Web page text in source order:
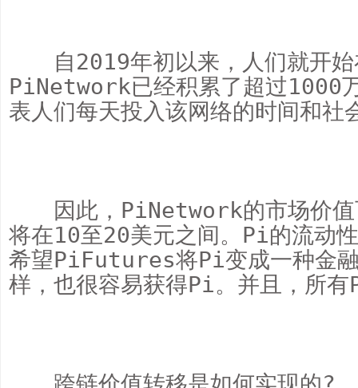
自2019年初以来，人们就开始
PiNetwork已经积累了超过1000
表人们每天投入该网络的时间和社
因此，PiNetwork的市场价值
将在10至20美元之间。Pi的流动
希望PiFutures将Pi变成一种金
样，也很容易获得Pi。并且，所